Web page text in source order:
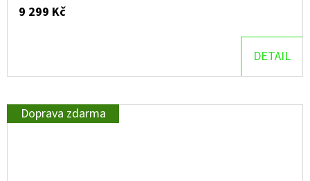
9 299 Kč
DETAIL
Doprava zdarma